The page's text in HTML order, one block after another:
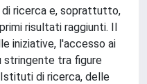
ricerca e, soprattutto,
risultati raggiunti. Il
iniziative, l'accesso ai
stringente tra figure
di ricerca, delle